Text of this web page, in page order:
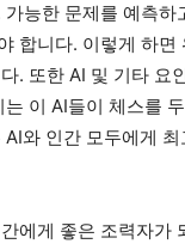
능한 문제를 예측하
합니다. 이렇게 하면
. 또한 AI 및 기타 요
이 AI들이 체스를
와 인간 모두에게
에게 좋은 조력자가